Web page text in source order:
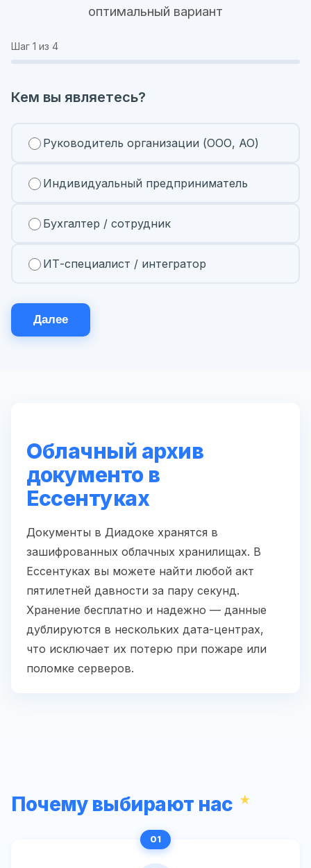
оптимальный вариант
Шаг 1 из 4
Кем вы являетесь?
Руководитель организации (ООО, АО)
Индивидуальный предприниматель
Бухгалтер / сотрудник
ИТ-специалист / интегратор
Далее
Облачный архив
документо в
Ессентуках
Документы в Диадоке хранятся в
зашифрованных облачных хранилищах. В
Ессентуках вы можете найти любой акт
пятилетней давности за пару секунд.
Хранение бесплатно и надежно — данные
дублируются в нескольких дата-центрах,
что исключает их потерю при пожаре или
поломке серверов.
Почему выбирают нас